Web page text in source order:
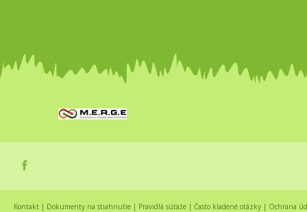
Kontakt | Dokumenty na stiahnutie | Pravidlá súťaže | Často kladené otázky | Ochrana